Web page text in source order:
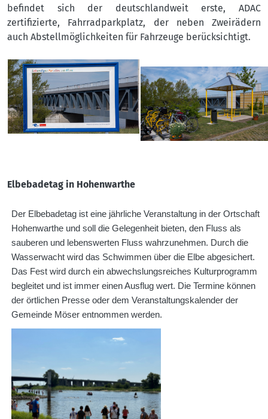
befindet sich der deutschlandweit erste, ADAC
zertifizierte, Fahrradparkplatz, der neben Zweirädern
auch Abstellmöglichkeiten für Fahrzeuge berücksichtigt.
Elbebadetag in Hohenwarthe
Der Elbebadetag ist eine jährliche Veranstaltung in der Ortschaft
Hohenwarthe und soll die Gelegenheit bieten, den Fluss als
sauberen und lebenswerten Fluss wahrzunehmen. Durch die
Wasserwacht wird das Schwimmen über die Elbe abgesichert.
Das Fest wird durch ein abwechslungsreiches Kulturprogramm
begleitet und ist immer einen Ausflug wert. Die Termine können
der örtlichen Presse oder dem Veranstaltungskalender der
Gemeinde Möser entnommen werden.